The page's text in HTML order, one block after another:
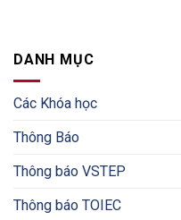
DANH MỤC
Các Khóa học
Thông Báo
Thông báo VSTEP
Thông báo TOIEC